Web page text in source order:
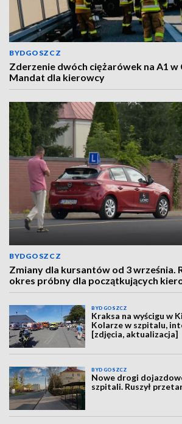
BYDGOSZCZ
Zderzenie dwóch ciężarówek na A1 w
Mandat dla kierowcy
BYDGOSZCZ
Zmiany dla kursantów od 3 września.
okres próbny dla początkujących
BYDGOSZCZ
Kraksa na wyścigu w
Kolarze w szpitalu,
[zdjęcia, aktualizacja]
BYDGOSZCZ
Nowe drogi
szpitali. Ruszył